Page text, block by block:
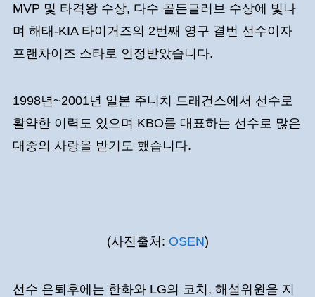
MVP 및 타격왕 수상, 다수 골든글러브 수상에 빛나
며 해태-KIA 타이거즈의 2번째 영구 결번 선수이자
프랜차이즈 스타로 인정받았습니다.
1998년~2001년 일본 주니치 드래건스에서 선수로
활약한 이력도 있으며 KBO를 대표하는 선수로 많은
대중의 사랑을 받기도 했습니다.
(사진출처: OSEN)
선수 은퇴후에는 한화와 LG의 코치, 해설위원을 지